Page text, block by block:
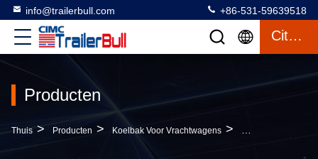
info@trailerbull.com +86-531-59639518
Citaat
Producten
Thuis > Producten > Koelbak Voor Vrachtwagens > Honeycomb Kern